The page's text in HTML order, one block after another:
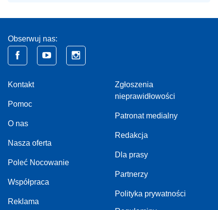
Obserwuj nas:
Kontakt
Pomoc
O nas
Nasza oferta
Poleć Nocowanie
Współpraca
Reklama
Zgłoszenia
nieprawidłowości
Patronat medialny
Redakcja
Dla prasy
Partnerzy
Polityka prywatności